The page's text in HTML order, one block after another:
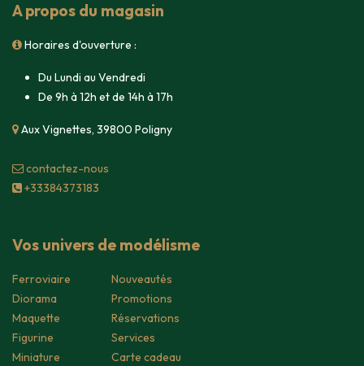
A propos du magasin
Horaires d'ouverture :
Du Lundi au Vendredi
De 9h à 12h et de 14h à 17h
Aux Vignettes, 39800 Poligny
contacte​z-nous
+33384373183
Vos univers de modélisme
Ferroviaire
Diorama
Maquette
Figurine
Miniature
Nouveautés
Promotions
Réservations
Services
Carte cadeau